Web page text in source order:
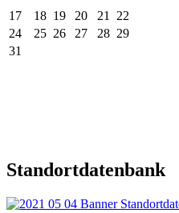
17 18 19 20 21 22
24
25 26 27 28 29
31
Standortdatenbank